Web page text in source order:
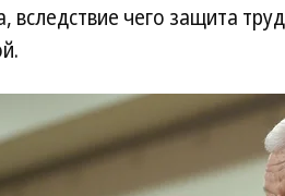
вследствие чего защита